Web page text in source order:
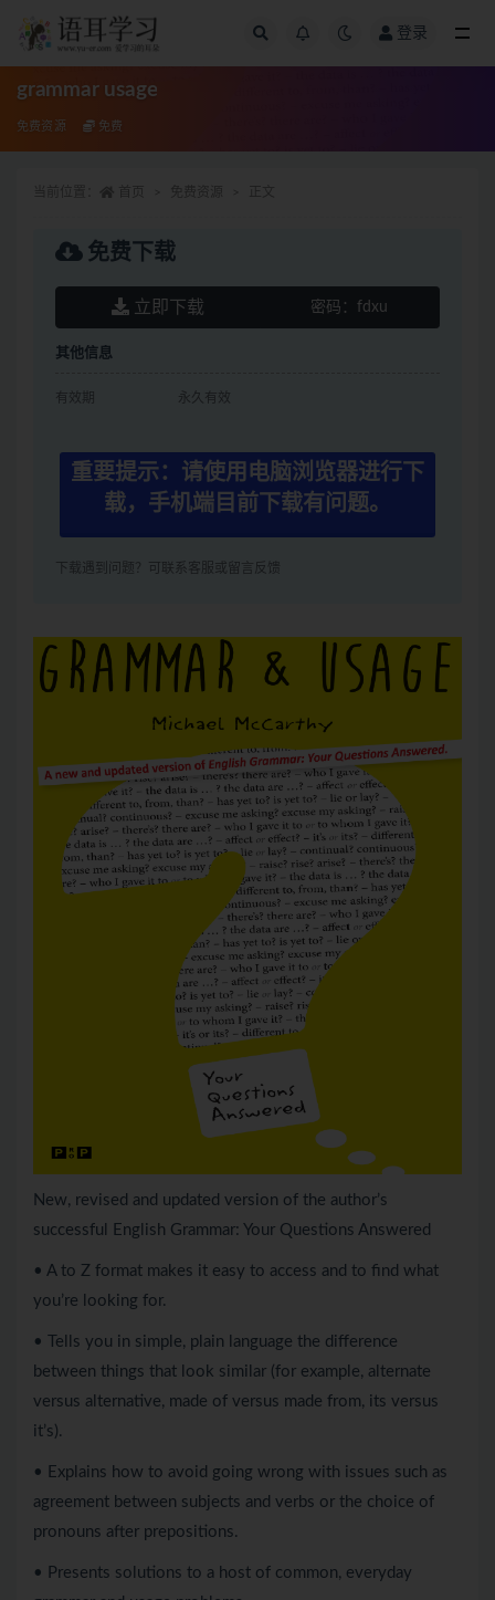
登录
grammar usage
免费资源 免费
免费下载
立即下载 密码：fdxu
其他信息
有效期 永久有效
重要提示：请使用电脑浏览器进行下
载，手机端目前下载有问题。
下载遇到问题？可联系客服或留言反馈
New, revised and updated version of the author’s
successful English Grammar: Your Questions Answered
• A to Z format makes it easy to access and to find what
you’re looking for.
• Tells you in simple, plain language the difference
between things that look similar (for example, alternate
versus alternative, made of versus made from, its versus
it’s).
• Explains how to avoid going wrong with issues such as
agreement between subjects and verbs or the choice of
pronouns after prepositions.
• Presents solutions to a host of common, everyday